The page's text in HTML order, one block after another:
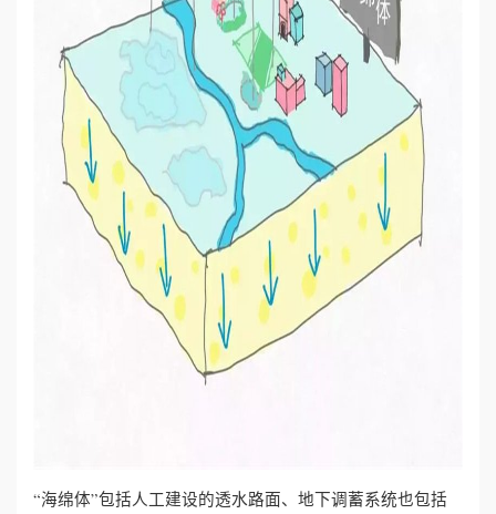
“海绵体”包括人工建设的透水路面、地下调蓄系统也包括